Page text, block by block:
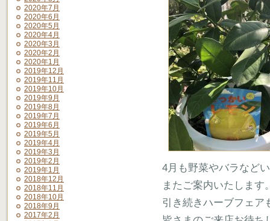
2020年7月
2020年6月
2020年5月
2020年4月
2020年3月
2020年2月
2020年1月
2019年12月
2019年11月
2019年10月
2019年9月
2019年8月
2019年7月
2019年6月
2019年5月
2019年4月
2019年3月
2019年2月
2019年1月
2018年12月
2018年11月
2018年10月
2018年9月
2017年2月
4月も野菜やバラなど
またご案内いたします
引き続きハーブフェア